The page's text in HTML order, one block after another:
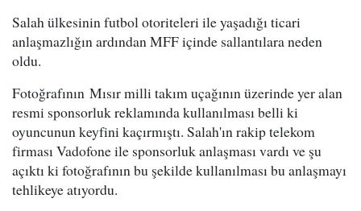
Salah ülkesinin futbol otoriteleri ile yaşadığı ticari
anlaşmazlığın ardından MFF içinde sallantılara neden
oldu.
Fotoğrafının Mısır milli takım uçağının üzerinde yer alan
resmi sponsorluk reklamında kullanılması belli ki
oyuncunun keyfini kaçırmıştı. Salah'ın rakip telekom
firması Vadofone ile sponsorluk anlaşması vardı ve şu
açıktı ki fotoğrafının bu şekilde kullanılması bu anlaşmayı
tehlikeye atıyordu.